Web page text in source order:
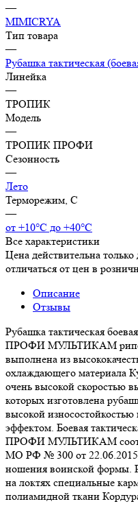
—
MIMICRYA
Тип товара
—
Рубашка тактическая
Линейка
—
ТРОПИК
Модель
—
ТРОПИК ПРОФИ
Сезонность
—
Лето
Терморежим, C
—
от +10°С до +40°С
Все характеристики
Цена действительна
отличаться от цен в
Описание
Отзывы
Рубашка тактическая
ПРОФИ МУЛЬТИКАМ
выполнена из
охлаждающего материала
очень высокой скоростью
которых изготовлена
высокой
эффектом. Боевая
ПРОФИ МУЛЬТИКАМ
МО РФ № 300 от 22.06.2015
ношения воинской
на локтях специальные
полиамидной ткани